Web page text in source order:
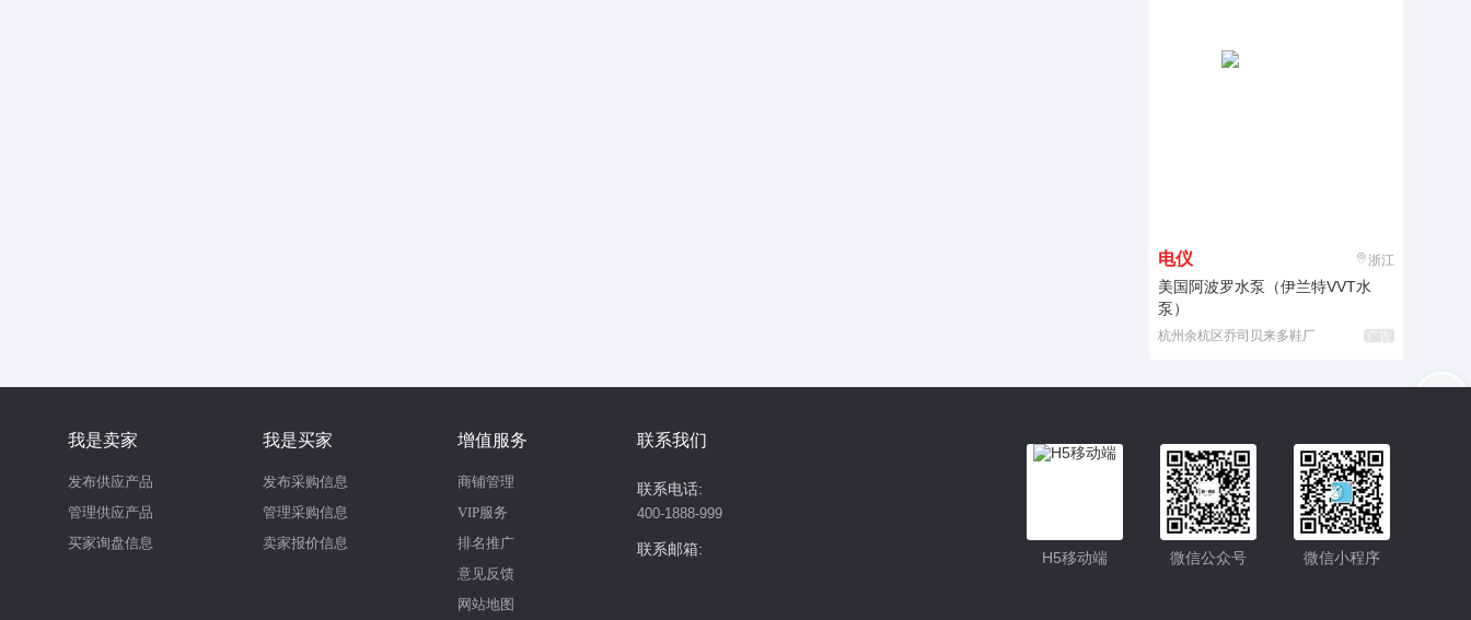
电仪 浙江
美国阿波罗水泵（伊兰特VVT水
泵）
杭州余杭区乔司贝来多鞋厂 广告
我是卖家
发布供应产品
管理供应产品
买家询盘信息
我是买家
发布采购信息
管理采购信息
卖家报价信息
增值服务
商铺管理
VIP服务
排名推广
意见反馈
网站地图
联系我们
联系电话:
400-1888-999
联系邮箱: 微信小程序
微信公众号
H5移动端